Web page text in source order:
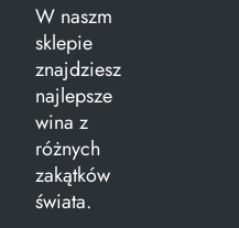
W naszm
sklepie
znajdziesz
najlepsze
wina z
różnych
zakątków
świata.